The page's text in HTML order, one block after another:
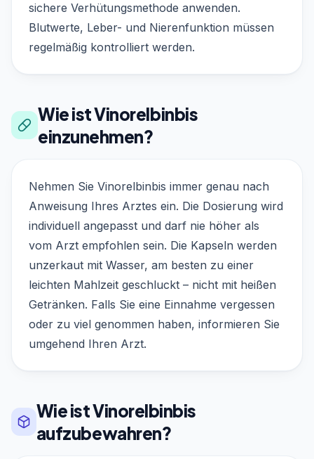
sichere Verhütungsmethode anwenden.
Blutwerte, Leber- und Nierenfunktion müssen
regelmäßig kontrolliert werden.
Wie ist Vinorelbinbis
einzunehmen?
Nehmen Sie Vinorelbinbis immer genau nach
Anweisung Ihres Arztes ein. Die Dosierung wird
individuell angepasst und darf nie höher als
vom Arzt empfohlen sein. Die Kapseln werden
unzerkaut mit Wasser, am besten zu einer
leichten Mahlzeit geschluckt – nicht mit heißen
Getränken. Falls Sie eine Einnahme vergessen
oder zu viel genommen haben, informieren Sie
umgehend Ihren Arzt.
Wie ist Vinorelbinbis
aufzubewahren?